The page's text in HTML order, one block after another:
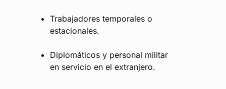
Trabajadores temporales o
estacionales.
Diplomáticos y personal militar
en servicio en el extranjero.